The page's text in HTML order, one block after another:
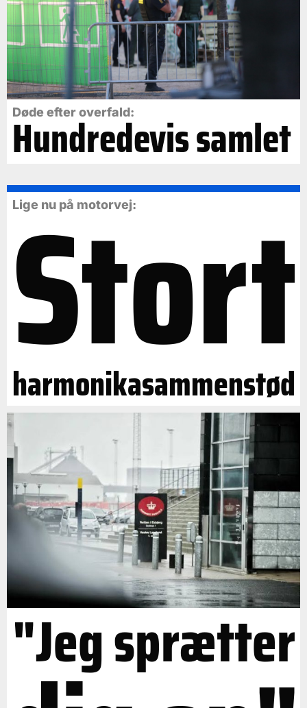
Døde efter overfald:
Hundredevis samlet
Lige nu på motorvej:
Stort
harmonikasammenstød
"Jeg sprætter